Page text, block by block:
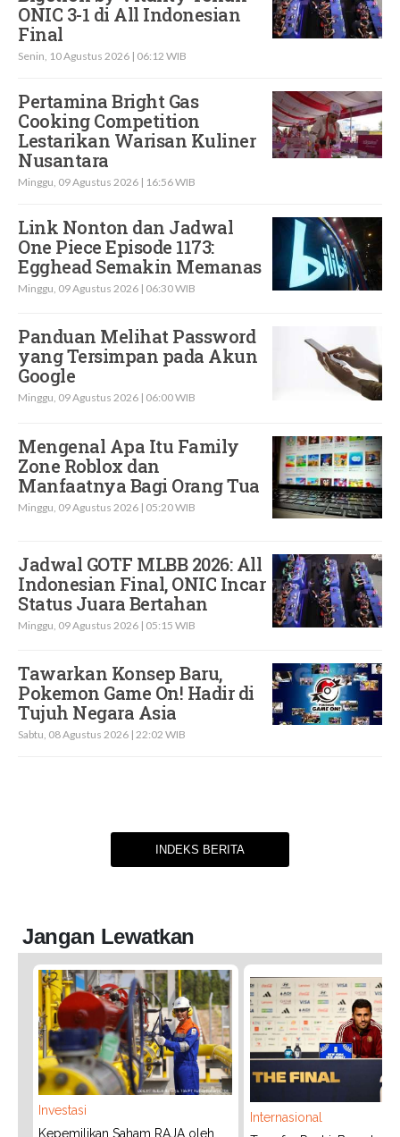
ONIC 3-1 di All Indonesian
Final
Senin, 10 Agustus 2026 | 06:12 WIB
Pertamina Bright Gas
Cooking Competition
Lestarikan Warisan Kuliner
Nusantara
Minggu, 09 Agustus 2026 | 16:56 WIB
Link Nonton dan Jadwal
One Piece Episode 1173:
Egghead Semakin Memanas
Minggu, 09 Agustus 2026 | 06:30 WIB
Panduan Melihat Password
yang Tersimpan pada Akun
Google
Minggu, 09 Agustus 2026 | 06:00 WIB
Mengenal Apa Itu Family
Zone Roblox dan
Manfaatnya Bagi Orang Tua
Minggu, 09 Agustus 2026 | 05:20 WIB
Jadwal GOTF MLBB 2026: All
Indonesian Final, ONIC Incar
Status Juara Bertahan
Minggu, 09 Agustus 2026 | 05:15 WIB
Tawarkan Konsep Baru,
Pokemon Game On! Hadir di
Tujuh Negara Asia
Sabtu, 08 Agustus 2026 | 22:02 WIB
INDEKS BERITA
Jangan Lewatkan
Investasi
Kepemilikan Saham RAJA oleh
Internasional